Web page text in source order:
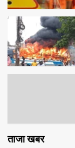
ताजा खबर